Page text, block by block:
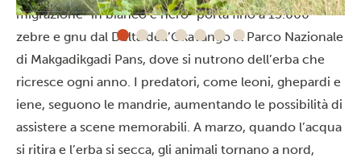
migrazione “in bianco e nero” porta fino a 15.000
zebre e gnu dal Delta dell’Okavango al Parco Nazionale
di Makgadikgadi Pans, dove si nutrono dell’erba che
ricresce ogni anno. I predatori, come leoni, ghepardi e
iene, seguono le mandrie, aumentando le possibilità di
assistere a scene memorabili. A marzo, quando l’acqua
si ritira e l’erba si secca, gli animali tornano a nord,